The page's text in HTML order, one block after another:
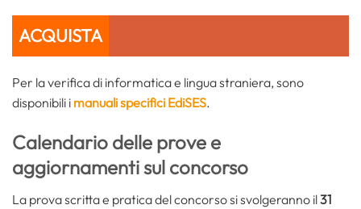
ACQUISTA
Per la verifica di informatica e lingua straniera, sono
disponibili i manuali specifici EdiSES.
Calendario delle prove e
aggiornamenti sul concorso
La prova scritta e pratica del concorso si svolgeranno il31